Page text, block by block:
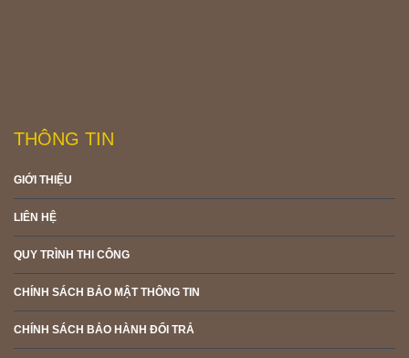
THÔNG TIN
GIỚI THIỆU
LIÊN HỆ
QUY TRÌNH THI CÔNG
CHÍNH SÁCH BẢO MẬT THÔNG TIN
CHÍNH SÁCH BẢO HÀNH ĐỔI TRẢ